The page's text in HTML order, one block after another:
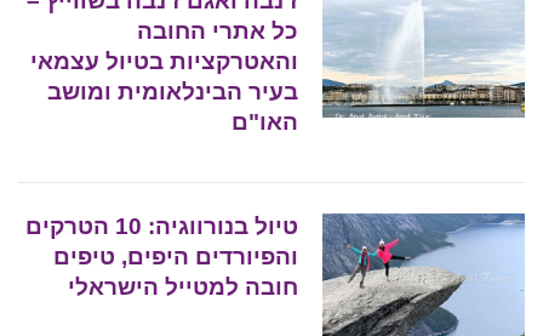
כל אתרי החובה
והאטרקציות בטיול עצמאי
בעיר הבינלאומית ומושב
האו"ם
טיול בנורווגיה: 10 הטרקים
והפיורדים היפים, טיפים
חובה למטייל הישראלי